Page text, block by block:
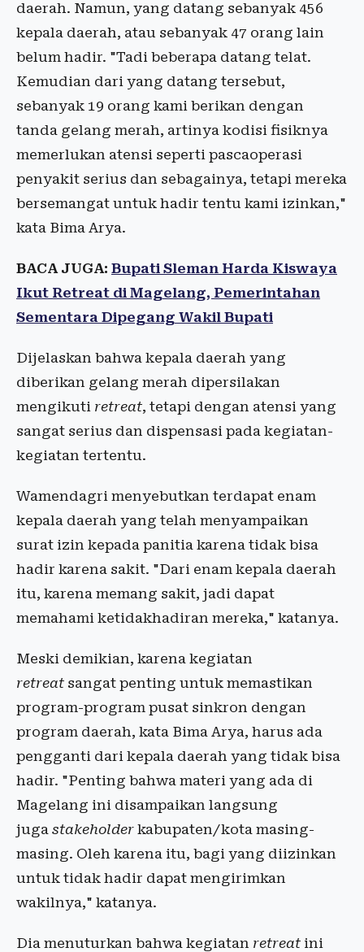
daerah. Namun, yang datang sebanyak 456
kepala daerah, atau sebanyak 47 orang lain
belum hadir. "Tadi beberapa datang telat.
Kemudian dari yang datang tersebut,
sebanyak 19 orang kami berikan dengan
tanda gelang merah, artinya kodisi fisiknya
memerlukan atensi seperti pascaoperasi
penyakit serius dan sebagainya, tetapi mereka
bersemangat untuk hadir tentu kami izinkan,"
kata Bima Arya.
BACA JUGA: Bupati Sleman Harda Kiswaya
Ikut Retreat di Magelang, Pemerintahan
Sementara Dipegang Wakil Bupati
Dijelaskan bahwa kepala daerah yang
diberikan gelang merah dipersilakan
mengikuti retreat, tetapi dengan atensi yang
sangat serius dan dispensasi pada kegiatan-
kegiatan tertentu.
Wamendagri menyebutkan terdapat enam
kepala daerah yang telah menyampaikan
surat izin kepada panitia karena tidak bisa
hadir karena sakit. "Dari enam kepala daerah
itu, karena memang sakit, jadi dapat
memahami ketidakhadiran mereka," katanya.
Meski demikian, karena kegiatan
retreat sangat penting untuk memastikan
program-program pusat sinkron dengan
program daerah, kata Bima Arya, harus ada
pengganti dari kepala daerah yang tidak bisa
hadir. "Penting bahwa materi yang ada di
Magelang ini disampaikan langsung
juga stakeholder kabupaten/kota masing-
masing. Oleh karena itu, bagi yang diizinkan
untuk tidak hadir dapat mengirimkan
wakilnya," katanya.
Dia menuturkan bahwa kegiatan retreat ini